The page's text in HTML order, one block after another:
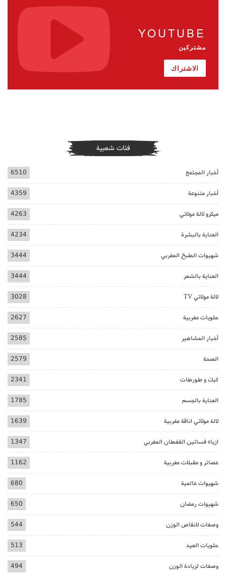
YOUTUBE
مشتركين
الاشتراك
فئات شعبية
أخبار المجتمع 6510
أخبار متنوعة 4359
ميكرو لالة مولاتي 4263
العناية بالبشرة 4234
شهيوات الطبخ المغربي 3444
العناية بالشعر 3444
لالة مولاتي TV 3028
حلويات مغربية 2627
أخبار المشاهير 2585
الصحة 2579
كيك و طورطات 2341
العناية بالجسم 1785
لالة مولاتي اناقة مغربية 1639
ازياء فساتين القفطان المغربي 1347
عصائر و مقبلات مغربية 1162
شهيوات عالمية 680
شهيوات رمضان 650
وصفات لانقاص الوزن 544
حلويات العيد 513
وصفات لزيادة الوزن 494